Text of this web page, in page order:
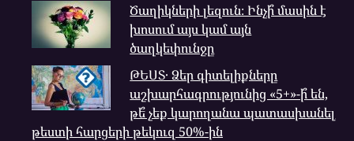
Ծաղիկների լեզուն։ Ինչի՞ մասին է
խոսում այս կամ այն
ծաղկեփունջը
ԹԵՍՏ․ Ձեր գիտելիքները
աշխարհագրությունից «5+»-ի՞ են,
թե՞ չեք կարողանա պատասխանել
թեստի հարցերի թեկուզ 50%-ին